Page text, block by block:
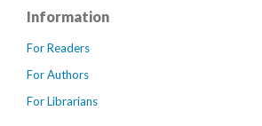
Information
For Readers
For Authors
For Librarians